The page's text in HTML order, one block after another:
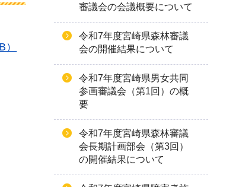
審議会の会議概要について
令和7年度宮崎県森林審議
会の開催結果について
令和7年度宮崎県男女共同
参画審議会（第1回）の概
要
令和7年度宮崎県森林審議
会長期計画部会（第3回）
の開催結果について